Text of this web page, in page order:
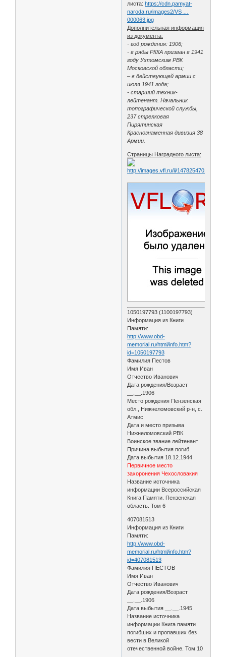
листа:https://cdn.pamyat-
naroda.ru/images2/VS …
000063.jpg
Дополнительная информация
из документа:
- год рождения: 1906;
- в ряды РККА призван в 1941
году Ухтомским РВК
Московской области;
– в действующей армии с
июля 1941 года;
- старший техник-
лейтенант. Начальник
топографической службы,
237 стрелковая
Пирятинская
Краснознаменная дивизия 38
Армии.
Страницы Наградного листа:
1050197793 (1100197793)
Информация из Книги
Памяти:
http://www.obd-
memorial.ru/html/info.htm?
id=1050197793
Фамилия Пестов
Имя Иван
Отчество Иванович
Дата рождения/Возраст
__.__.1906
Место рождения Пензенская
обл., Нижнеломовский р-н, с.
Атмис
Дата и место призыва
Нижнеломовский РВК
Воинское звание лейтенант
Причина выбытия погиб
Дата выбытия 18.12.1944
Первичное место
захоронения Чехословакия
Название источника
информации Всероссийская
Книга Памяти. Пензенская
область. Том 6
407081513
Информация из Книги
Памяти:
http://www.obd-
memorial.ru/html/info.htm?
id=407081513
Фамилия ПЕСТОВ
Имя Иван
Отчество Иванович
Дата рождения/Возраст
__.__.1906
Дата выбытия __.__.1945
Название источника
информации Книга памяти
погибших и пропавших без
вести в Великой
отечественной войне. Том 10